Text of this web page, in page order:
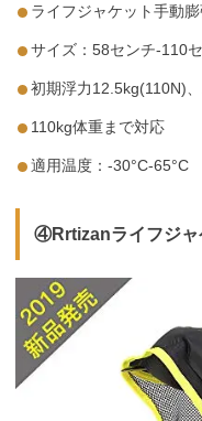
ライフジャケット手動
サイズ：58センチ-110
初期浮力12.5kg(110N)
110kg体重まで対応
適用温度：-30°C-65°C
④Rrtizanライフジャ